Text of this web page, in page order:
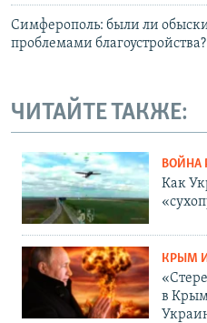
Симферополь: были ли обыски
проблемами благоустройства?
ЧИТАЙТЕ ТАКЖЕ:
ВОЙНА
Как
КРЫМ
в